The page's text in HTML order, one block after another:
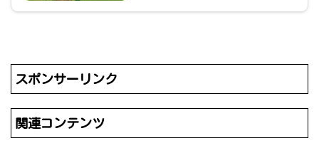
スポンサーリンク
関連コンテンツ